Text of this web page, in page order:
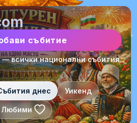
събитие
— всички национални събития
днес Уикенд
Любими